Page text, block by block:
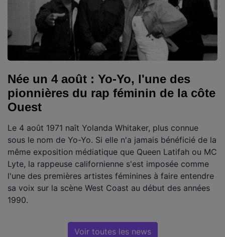
Née un 4 août : Yo-Yo, l'une des
pionnières du rap féminin de la côte
Ouest
Le 4 août 1971 naît Yolanda Whitaker, plus connue
sous le nom de Yo-Yo. Si elle n'a jamais bénéficié de la
même exposition médiatique que Queen Latifah ou MC
Lyte, la rappeuse californienne s'est imposée comme
l'une des premières artistes féminines à faire entendre
sa voix sur la scène West Coast au début des années
1990.
Voir toutes les news